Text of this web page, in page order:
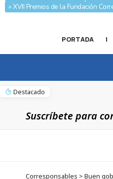
» XVII Premios de la Fundación
PORTADA |
Destacado
Suscríbete para